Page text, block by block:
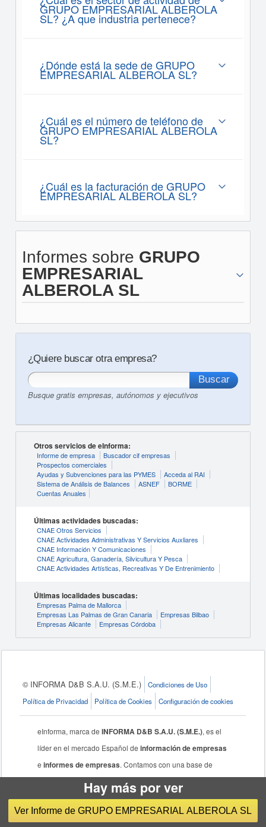
GRUPO EMPRESARIAL ALBEROLA
SL? ¿A que industria pertenece?
¿Dónde está la sede de GRUPO
EMPRESARIAL ALBEROLA SL?
¿Cuál es el número de teléfono de
GRUPO EMPRESARIAL ALBEROLA
SL?
¿Cuál es la facturación de GRUPO
EMPRESARIAL ALBEROLA SL?
Informes sobre GRUPO
EMPRESARIAL
ALBEROLA SL
¿Quiere buscar otra empresa?
Busque gratis empresas, autónomos y ejecutivos
Otros servicios de eInforma:
Informe de empresa
Buscador cif empresas
Prospectos comerciales
Ayudas y Subvenciones para las PYMES
Acceda al RAI
Sistema de Análisis de Balances
ASNEF
BORME
Cuentas Anuales
Últimas actividades buscadas:
CNAE Otros Servicios
CNAE Actividades Administrativas Y Servicios Auxliares
CNAE Información Y Comunicaciones
CNAE Agricultura, Ganadería, Silvicultura Y Pesca
CNAE Actividades Artísticas, Recreativas Y De Entrenimiento
Últimas localidades buscadas:
Empresas Palma de Mallorca
Empresas Las Palmas de Gran Canaria
Empresas Bilbao
Empresas Alicante
Empresas Córdoba
© INFORMA D&B S.A.U. (S.M.E.)
Condiciones de Uso
Política de Privacidad
Política de Cookies Configuración de cookies
eInforma, marca deINFORMA D&B S.A.U. (S.M.E.), es el
líder en el mercado Español deinformación de empresas
einformes de empresas. Contamos con una base de
datos de empresas de más de 500 millones de
de empresas, donde podrábuscar empresasde todo el
mundo, más de 7 millones de agentes económicos
Hay más por ver
Ver Informe de GRUPO EMPRESARIAL ALBEROLA SL